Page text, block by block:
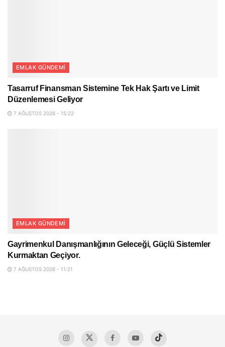
EMLAK GÜNDEMI
Tasarruf Finansman Sistemine Tek Hak Şartı ve Limit
Düzenlemesi Geliyor
7 AĞUSTOS 2026 - 15:22
EMLAK GÜNDEMI
Gayrimenkul Danışmanlığının Geleceği, Güçlü Sistemler
Kurmaktan Geçiyor.
7 AĞUSTOS 2026 - 11:21